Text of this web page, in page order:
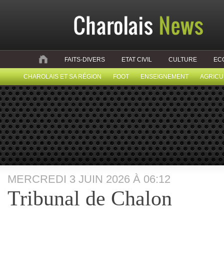
FAITS-DIVERS ETAT CIVIL CULTURE
CHAROLAIS ET SA RÉGION FOOT ENSEIGNEMENT
MERCREDI 3 JUIN 2026 À 06:12
Tribunal de Chalon